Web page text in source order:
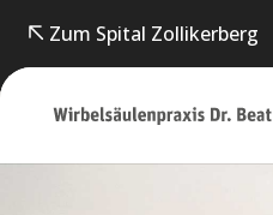
Zum Spital Zollikerberg